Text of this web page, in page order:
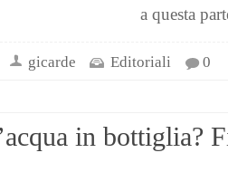
a questa
gicarde Editoriali 0
in bottiglia?